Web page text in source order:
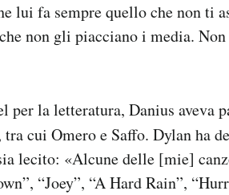
lui fa sempre quello che non ti
non gli piacciano i media.
per la letteratura, Danius aveva
cui Omero e Saffo. Dylan ha
lecito: «Alcune delle [mie]
“Joey”, “A Hard Rain”,